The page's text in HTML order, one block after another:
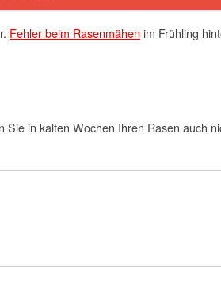
Fehler beim Rasenmähen im Frühling
in kalten Wochen Ihren Rasen auch